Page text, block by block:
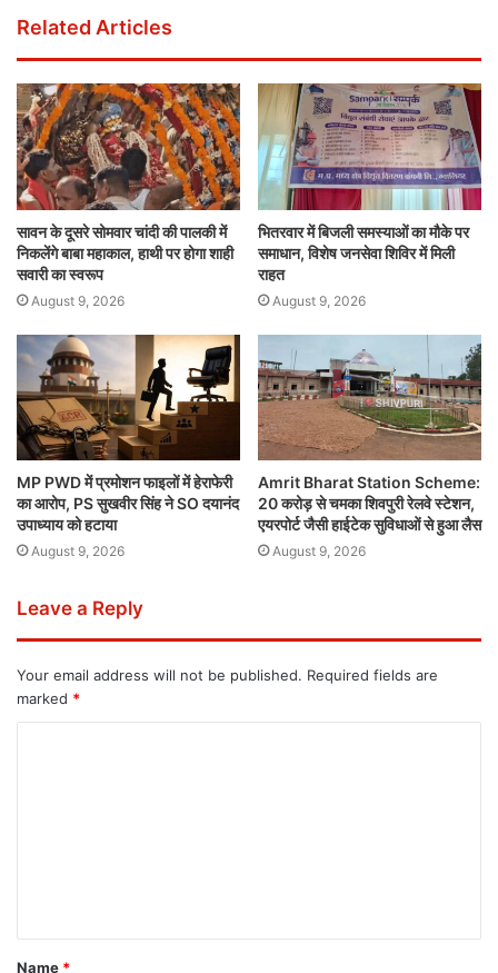
Related Articles
सावन के दूसरे सोमवार चांदी की पालकी में
निकलेंगे बाबा महाकाल, हाथी पर होगा शाही
सवारी का स्वरूप
August 9, 2026
भितरवार में बिजली समस्याओं का मौके पर
समाधान, विशेष जनसेवा शिविर में मिली
राहत
August 9, 2026
MP PWD में प्रमोशन फाइलों में हेराफेरी
का आरोप, PS सुखवीर सिंह ने SO दयानंद
उपाध्याय को हटाया
August 9, 2026
Amrit Bharat Station Scheme:
20 करोड़ से चमका शिवपुरी रेलवे स्टेशन,
एयरपोर्ट जैसी हाईटेक सुविधाओं से हुआ लैस
August 9, 2026
Leave a Reply
Your email address will not be published. Required fields are
marked *
Name *